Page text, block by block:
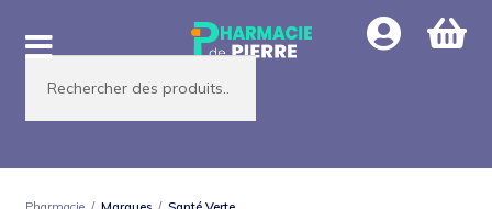
Aller
à
navigation
Aller
au
contenu